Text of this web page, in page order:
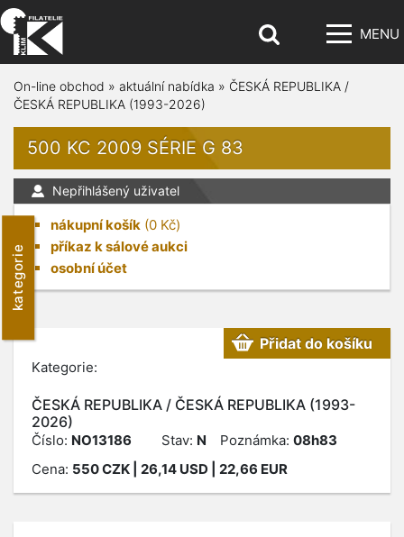
MENU
kategorie
On-line obchod » aktuální nabídka » ČESKÁ REPUBLIKA /
ČESKÁ REPUBLIKA (1993-2026)
500 KC 2009 SÉRIE G 83
Nepřihlášený uživatel
nákupní košík (0 Kč)
příkaz k sálové aukci
osobní účet
Kategorie:
ČESKÁ REPUBLIKA / ČESKÁ REPUBLIKA (1993-
2026)
Přidat do košíku
Číslo: NO13186 Stav: N Poznámka: 08h83
Cena: 550CZK | 26,14 USD | 22,66 EUR